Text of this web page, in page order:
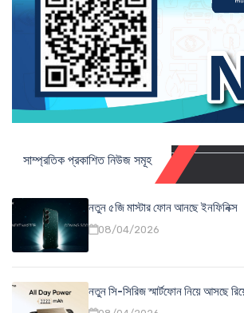
সাম্প্রতিক প্রকাশিত নিউজ সমূহ
নতুন ৫জি মাস্টার ফোন আনছে ইনফিনিক্স
08/04/2026
নতুন সি-সিরিজ স্মার্টফোন নিয়ে আসছে